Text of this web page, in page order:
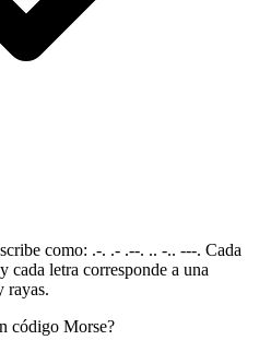
como: .-. .- .--. .. -.. ---. Cada
cada letra corresponde a una
rayas.
código Morse?